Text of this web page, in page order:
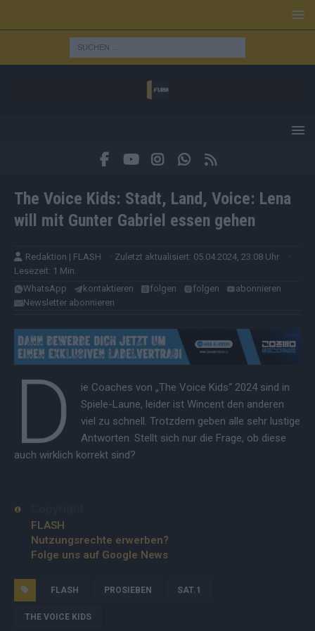
The Voice Kids: Stadt, Land, Voice: Lena
will mit Gunter Gabriel essen gehen
Redaktion | FLASH · Zuletzt aktualisiert: 05.04.2024, 23:08 Uhr
·
Lesezeit: 1 Min.
WhatsApp
kontaktieren folgen folgen
abonnieren
Newsletter abonnieren
D
ie Coaches von „The Voice Kids“ 2024 sind in
Spiele-Laune, leider ist Wincent den anderen
viel zu schnell. Trotzdem geben alle sehr lustige
Antworten. Stellt sich nur die Frage, ob diese
auch wirklich korrekt sind?
FLASH
Nutzungsrechte erwerben?
Folge uns auf Google News
FLASH PROSIEBEN SAT.1
THE VOICE KIDS